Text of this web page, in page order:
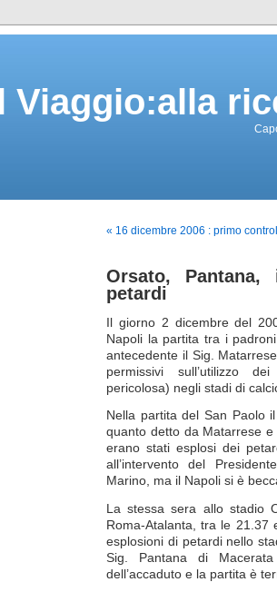
Viaggio:alla
« 16 dicembre 2006 : primo
Orsato,
petardi
Il giorno 2 dicembre del
Napoli la partita tra i
antecedente il Sig.
permissivi sull’utilizzo
pericolosa) negli stadi di
Nella partita del San Paolo
quanto detto da Matarrese
erano stati esplosi dei
all’intervento del
Marino, ma il Napoli si è
La stessa sera allo stadio
Roma-Atalanta, tra le 21.37
esplosioni di petardi nello
Sig. Pantana di
dell’accaduto e la partita è